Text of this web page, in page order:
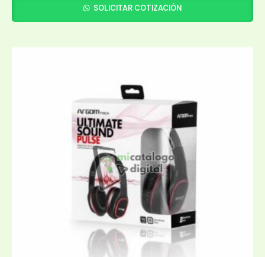
SOLICITAR COTIZACIÓN